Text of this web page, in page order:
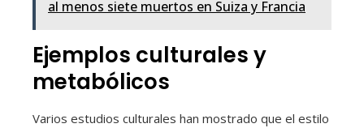
al menos siete muertos en Suiza y Francia
Ejemplos culturales y
metabólicos
Varios estudios culturales han mostrado que el estilo